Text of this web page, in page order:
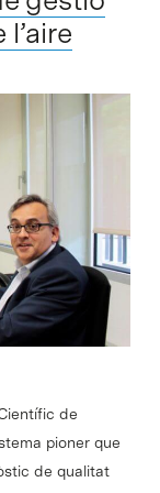
de
pioner que
de qualitat